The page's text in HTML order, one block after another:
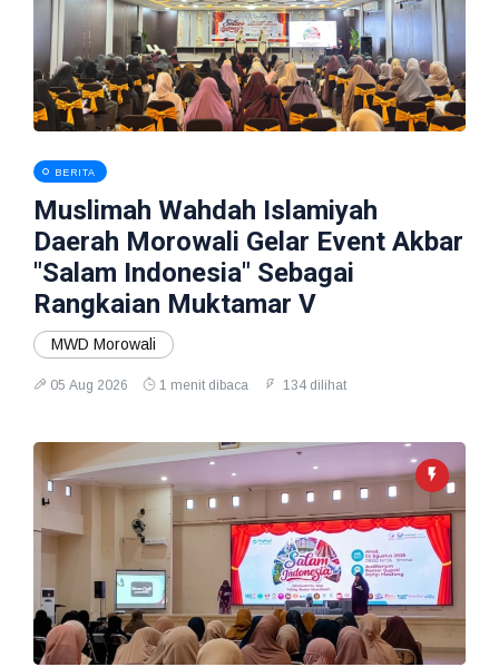
BERITA
Muslimah Wahdah Islamiyah
Daerah Morowali Gelar Event Akbar
"Salam Indonesia" Sebagai
Rangkaian Muktamar V
MWD Morowali
05 Aug 2026 1 menit dibaca 134 dilihat